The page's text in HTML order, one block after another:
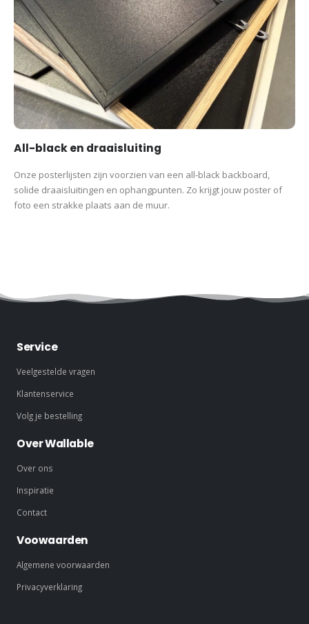
All-black en draaisluiting
Onze posterlijsten zijn voorzien van een all-black backboard,
solide draaisluitingen en ophangpunten. Zo krijgt jouw poster of
foto een strakke plaats aan de muur.
Service
Veelgestelde vragen
Klantenservice
Volg je bestelling
Over Wallable
Over ons
Inspiratie
Contact
Voowaarden
Algemene voorwaarden
Privacyverklaring